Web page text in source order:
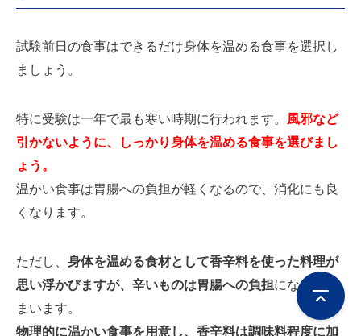
試験前日の食事はできるだけ身体を温める食事を選択し
ましょう。
特に受験は一年で最も寒い時期に行われます。 風邪など
引かないように、しっかり身体を温める食事を選びまし
ょう。
温かい食事は胃腸への負担が軽くなるので、消化にも良
くなります。
ただし、 身体を温める食材として香辛料を使った料理が
思い浮かびますが、辛いものは胃腸への負担になってし
まいます。
物理的に温かい食事を用意し、香辛料は調味料程度に加